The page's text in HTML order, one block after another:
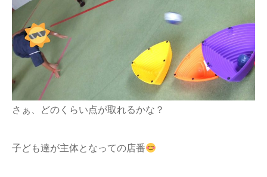
さぁ、どのくらい点が取れるかな？
子ども達が主体となっての店番